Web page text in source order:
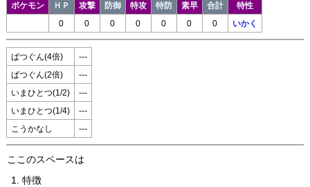
ポケモン ＨＰ 攻撃 防御 特攻 特防 素早 合計 特性
0 0 0 0 0 0 0 いかく
ばつぐん(4倍) ---
ばつぐん(2倍) ---
いまひとつ(1/2) ---
いまひとつ(1/4) ---
こうかなし ---
ここのスペースは
特徴